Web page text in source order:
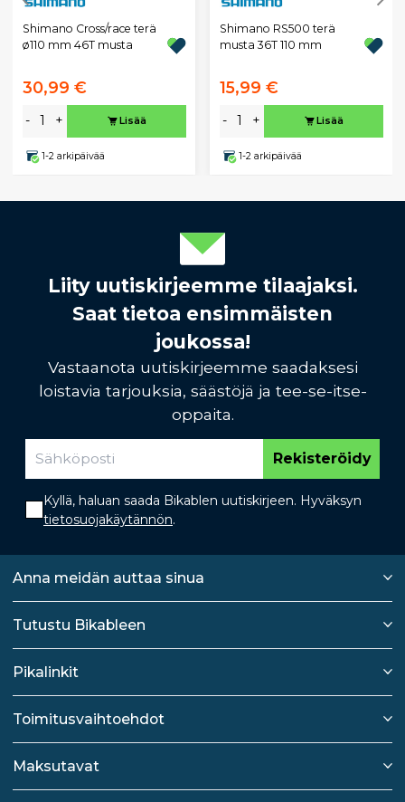
Shimano Cross/race terä
ø110 mm 46T musta
30,99 €
- + Lisää
1-2 arkipäivää
Shimano RS500 terä
musta 36T 110 mm
15,99 €
- + Lisää
1-2 arkipäivää
Liity uutiskirjeemme tilaajaksi.
Saat tietoa ensimmäisten
joukossa!
Vastaanota uutiskirjeemme saadaksesi
loistavia tarjouksia, säästöjä ja tee-se-itse-
oppaita.
Rekisteröidy
Kyllä, haluan saada Bikablen uutiskirjeen. Hyväksyn
tietosuojakäytännön.
Anna meidän auttaa sinua
Tutustu Bikableen
Pikalinkit
Toimitusvaihtoehdot
Maksutavat